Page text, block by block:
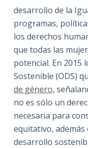
desarrollo de la
programas,
los derechos
que todas las
potencial. En 2015
Sostenible (ODS)
de género,
no es sólo un
necesaria para
equitativo,
desarrollo